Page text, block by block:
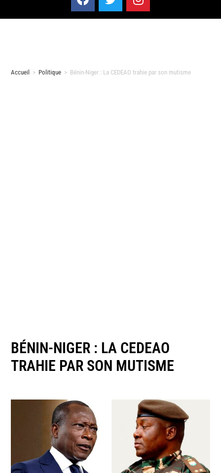
Accueil > Politique > Bénin-Niger : La CEDEAO trahie par son mutisme
BÉNIN-NIGER : LA CEDEAO
TRAHIE PAR SON MUTISME